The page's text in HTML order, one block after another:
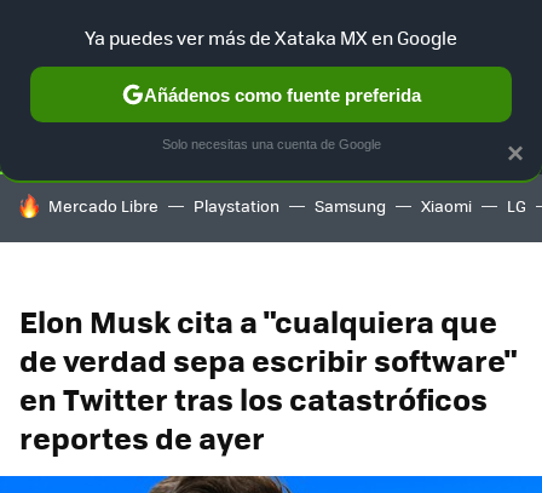
SELECCIÓN GAMING HOME AUTO TERRITORIO
HOY SE HABLA DE
Mercado Libre Playstation Samsung Xiaomi LG
Elon Musk cita a "cualquiera que
de verdad sepa escribir software"
en Twitter tras los catastróficos
reportes de ayer
×
Ya puedes ver más de Xataka MX en Google
Añádenos como fuente preferida
Solo necesitas una cuenta de Google